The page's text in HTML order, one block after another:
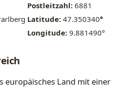
Postleitzahl: 6881
Latitude: 47.350340°
Longitude: 9.881490°
europäisches Land mit einer